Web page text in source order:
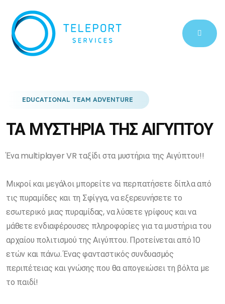
EDUCATIONAL TEAM ADVENTURE
ΤΑ ΜΥΣΤΗΡΙΑ ΤΗΣ ΑΙΓΥΠΤΟΥ
Ένα multiplayer VR ταξίδι στα μυστήρια της Αιγύπτου!!
Μικροί και μεγάλοι μπορείτε να περπατήσετε δίπλα από
τις πυραμίδες και τη Σφίγγα, να εξερευνήσετε το
εσωτερικό μιας πυραμίδας, να λύσετε γρίφους και να
μάθετε ενδιαφέρουσες πληροφορίες για τα μυστήρια του
αρχαίου πολιτισμού της Αιγύπτου. Προτείνεται από 10
ετών και πάνω. Ένας φανταστικός συνδυασμός
περιπέτειας και γνώσης που θα απογειώσει τη βόλτα με
το παιδί!